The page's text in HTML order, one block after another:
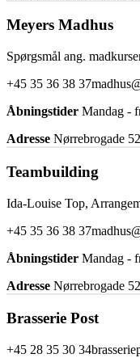
Meyers Madhus
Spørgsmål ang.
Adresse Nørrebrogade
Åbningstider Mandag -
+45 35 36 38 37
Teambuilding
Ida-Louise Top,
Adresse Nørrebrogade
Åbningstider Mandag -
+45 35 36 38 37
Brasserie Post
+45 28 35 30 34